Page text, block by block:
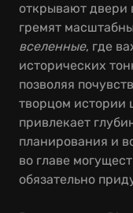
открывают двери
гремят
вселенные, где
исторических
позволяя
творцом истории
привлекает
планирования и
во главе
обязательно